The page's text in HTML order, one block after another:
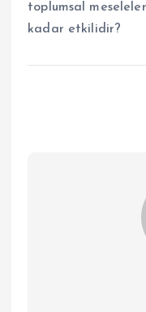
toplumsal
kadar etkilidir?